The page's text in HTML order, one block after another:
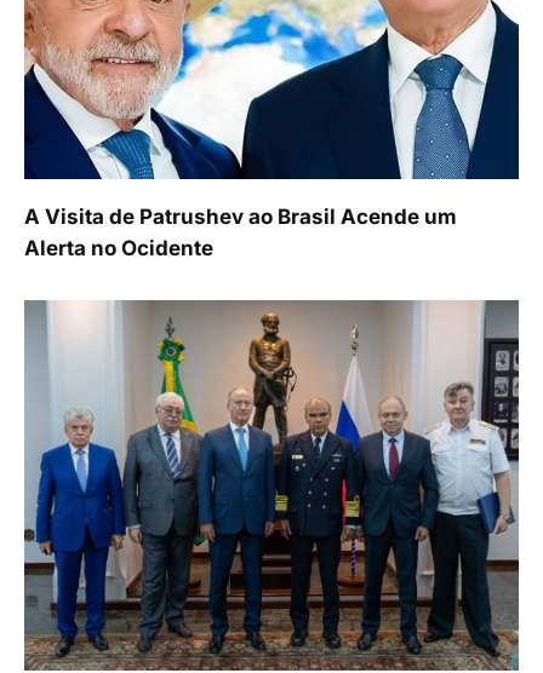
A Visita de Patrushev ao Brasil Acende um
Alerta no Ocidente